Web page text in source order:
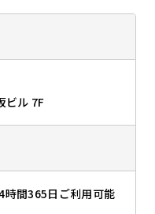
ビル 7F
時間365日ご利用可能